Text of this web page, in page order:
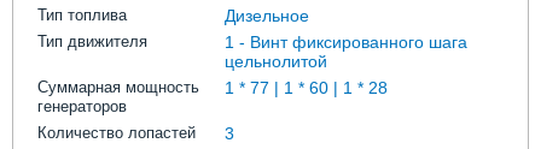
Тип топлива Дизельное
Тип движителя
1 - Винт фиксированного шага
цельнолитой
Суммарная мощность
генераторов
1 * 77 | 1 * 60 | 1 * 28
Количество лопастей 3